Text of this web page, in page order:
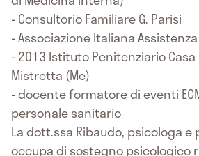
- Consultorio Familiare G. Parisi
- Associazione Italiana Assistenza
- 2013 Istituto Penitenziario
Mistretta (Me)
- docente formatore di eventi
personale sanitario
La dott.ssa Ribaudo, psicologa
occupa di sostegno psicologico